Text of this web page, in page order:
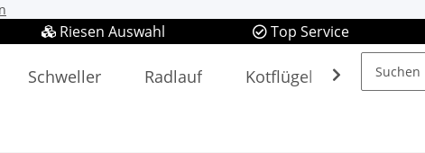
Top Service
Riesen Auswahl
Schweller Radlauf Kotflügel Spiegel